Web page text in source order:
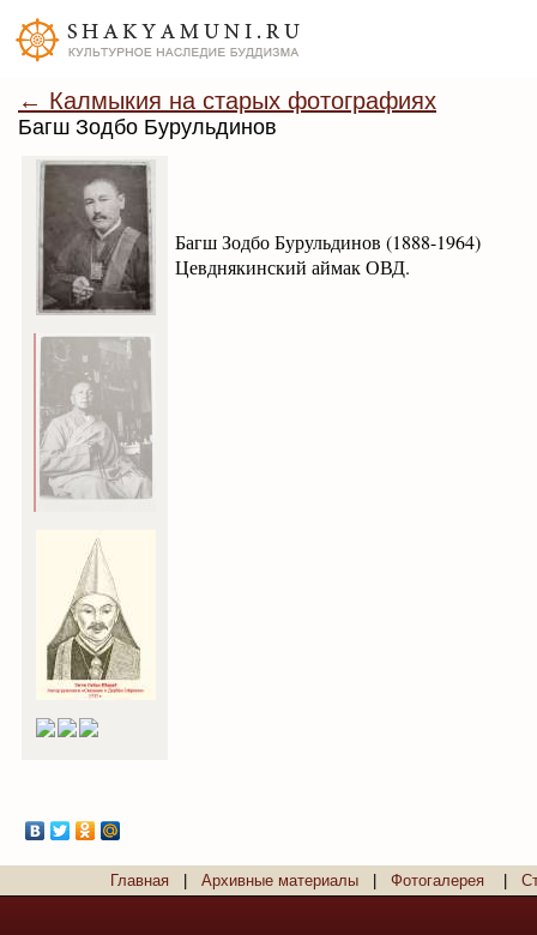
← Калмыкия на старых фотографиях
Багш Зодбо Бурульдинов
Багш Зодбо Бурульдинов (1888-1964)
Цевднякинский аймак ОВД.
Главная Архивные материалы Фотогалерея